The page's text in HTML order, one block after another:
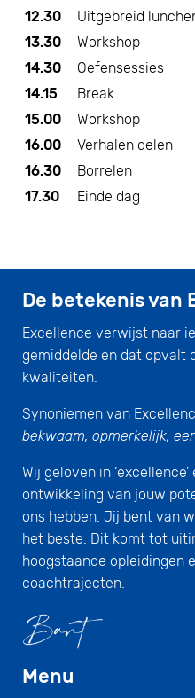
12.30
Uitgebreid
13.30
Workshop
14.30
Oefensessies
14.15
Break
15.00
Workshop
16.00
Verhalen delen
16.30
Borrelen
17.30
Einde dag
De betekenis van
Excellence verwijst naar
gemiddelde en dat opvalt
kwaliteiten.
Synoniemen van
bekwaam, opmerkelijk,
Wij geloven in
ontwikkeling van jouw
ons hebben. Jij bent van
het beste. Dit komt tot
hoogstaande opleidingen
coachtrajecten.
Menu